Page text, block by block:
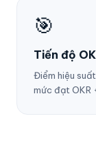
🎯
Tiến độ
Điểm hiệu
mức đạt OKR